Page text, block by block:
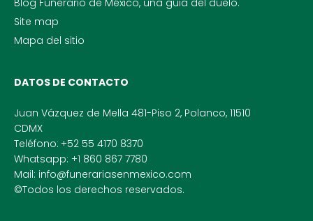
Site map
Mapa del sitio
DATOS DE CONTACTO
Juan Vázquez de Mella 481-Piso 2, Polanco, 11510
CDMX
Teléfono: +52 55 4170 8370
Whatsapp: +1 860 867 7780
Mail: info@funerariasenmexico.com
©Todos los derechos reservados.